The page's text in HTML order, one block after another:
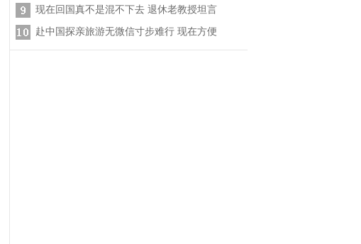
现在回国真不是混不下去 退休老教授坦言
赴中国探亲旅游无微信寸步难行 现在方便